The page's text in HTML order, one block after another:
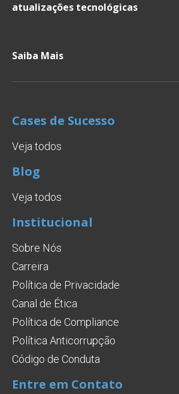
atualizações tecnológicas
Saiba Mais
Cases de Sucesso
Veja todos
Blog
Veja todos
Institucional
Sobre Nós
Carreira
Política de Privacidade
Canal de Ética
Política de Compliance
Política Anticorrupção
Código de Conduta
Entre em Contato